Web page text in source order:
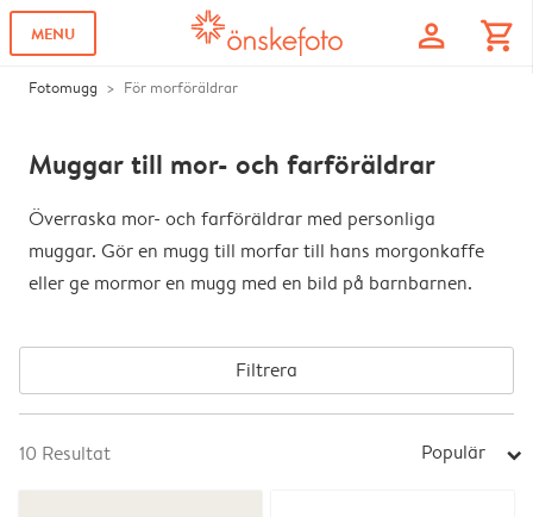
MENU profile shopping_cart
Fotomugg För morföräldrar
Muggar till mor- och farföräldrar
Överraska mor- och farföräldrar med personliga
muggar. Gör en mugg till morfar till hans morgonkaffe
eller ge mormor en mugg med en bild på barnbarnen.
Filtrera
10 Resultat Populär arrow_right